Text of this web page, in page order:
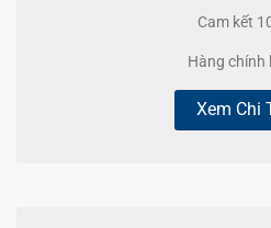
Cam kết
Hàng chính
Xem Chi